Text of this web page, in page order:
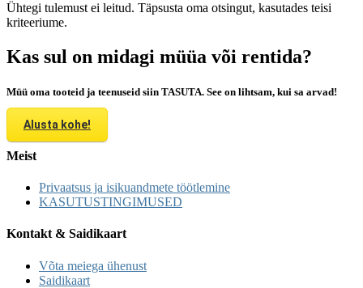
Ühtegi tulemust ei leitud. Täpsusta oma otsingut, kasutades teisi
kriteeriume.
Kas sul on midagi müüa või rentida?
Müü oma tooteid ja teenuseid siin TASUTA. See on lihtsam, kui sa arvad!
Alusta kohe!
Meist
Privaatsus ja isikuandmete töötlemine
KASUTUSTINGIMUSED
Kontakt & Saidikaart
Võta meiega ühenust
Saidikaart